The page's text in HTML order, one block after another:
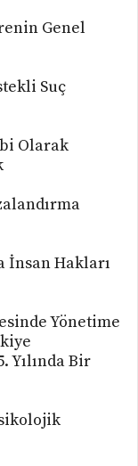
Genel
Suç
Olarak
İnsan Hakları
Yönetime
Yılında Bir